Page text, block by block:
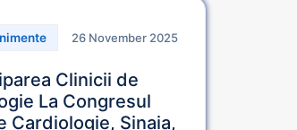
26 November 2025
Clinicii de
La Congresul
Cardiologie, Sinaia,